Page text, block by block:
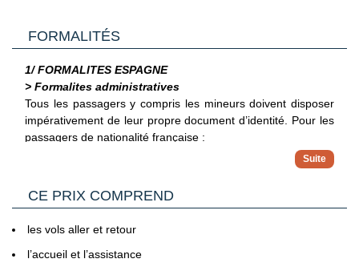
FORMALITÉS
1/ FORMALITES ESPAGNE
> Formalites administratives
Tous les passagers y compris les mineurs doivent disposer
impérativement de leur propre document d’identité. Pour les
passagers de nationalité française :
Pour les ressortissants français voyageant en Espagne,
il est possible d'entrer librement avec un passeport ou
cartes d'identité délivrées aux adultes entre le 1er
privilégier l'usage d'un passeport valide plutôt qu'une
Vous trouverez des informations plus complètes sur
l’ensemble des formalités, notamment administratives et
sanitaires sur le site France Diplomatie en
CE PRIX COMPREND
les vols aller et retour
l’accueil et l’assistance